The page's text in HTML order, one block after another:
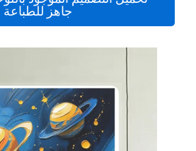
جاهز للطباعة